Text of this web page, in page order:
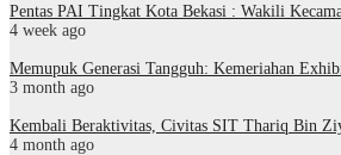
Pentas PAI Tingkat Kota Bekasi : Wakili
4 week ago
Memupuk Generasi Tangguh: Kemeriahan
3 month ago
Kembali Beraktivitas, Civitas SIT Thariq Bin
4 month ago